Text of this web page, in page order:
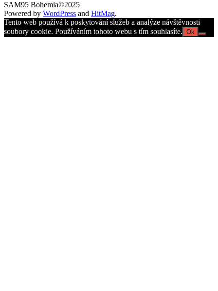
SAM95 Bohemia©2025
Powered by WordPress and HitMag.
Tento web používá k poskytování služeb a analýze návštěvnosti
soubory cookie. Používáním tohoto webu s tím souhlasíte. Ok